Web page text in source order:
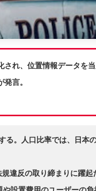
れ、位置情報データを
言。
る。人口比率では、日本
違反の取り締まりに躍起